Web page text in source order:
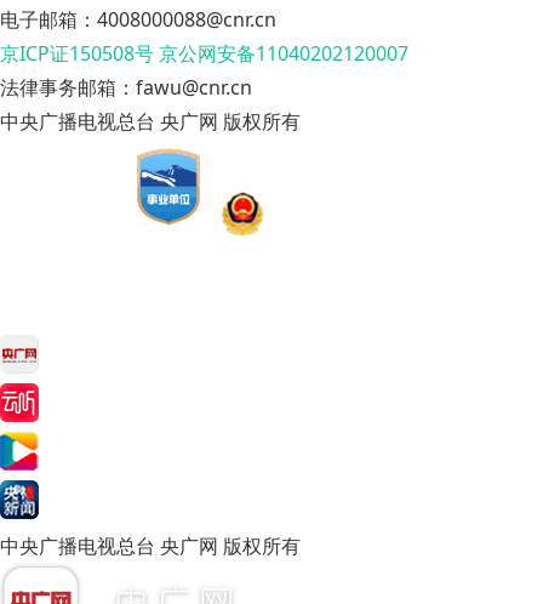
电子邮箱：4008000088@cnr.cn
京ICP证150508号京公网安备11040202120007
法律事务邮箱：fawu@cnr.cn
中央广播电视总台 央广网 版权所有
中央广播电视总台 央广网 版权所有